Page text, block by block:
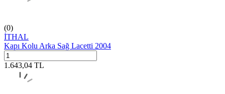
(0)
İTHAL
Kapı Kolu Arka Sağ Lacetti 2004
1.643,04 TL